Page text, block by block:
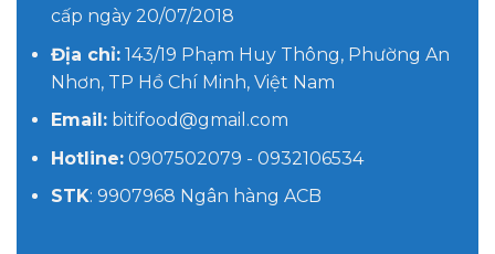
cấp ngày 20/07/2018
Địa chỉ:143/19 Phạm Huy Thông, Phường An
Nhơn, TP Hồ Chí Minh, Việt Nam
Email:bitifood@gmail.com
Hotline:0907502079 - 0932106534
STK: 9907968 Ngân hàng ACB